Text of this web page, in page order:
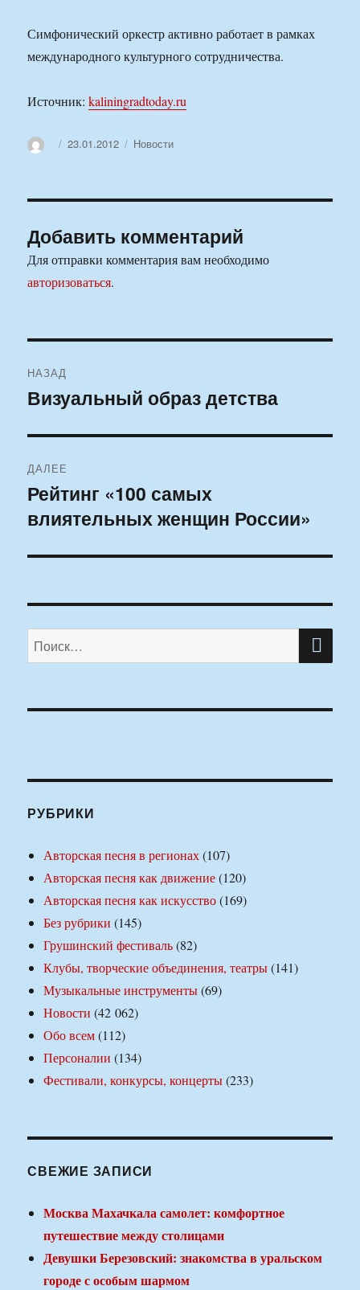
Симфонический оркестр активно работает в рамках
международного культурного сотрудничества.
Источник:kaliningradtoday.ru
АвторОпубликовано
23.01.2012 Рубрики
Новости
Добавить комментарий
Для отправки комментария вам необходимо
авторизоваться.
по
НАЗАД
Предыдущая
Визуальный образ детства
ДАЛЕЕ
Следующая
запись:
Рейтинг «100 самых
влиятельных женщин России»
Искать:
РУБРИКИ
Авторская песня в регионах(107)
Авторская песня как движение(120)
Авторская песня как искусство(169)
Без рубрики (145)
Грушинский фестиваль(82)
Клубы, творческие объединения, театры(141)
Музыкальные инструменты(69)
Новости (42 062)
Обо всем(112)
Персоналии (134)
Фестивали, конкурсы, концерты(233)
СВЕЖИЕ ЗАПИСИ
Москва Махачкала самолет: комфортное
путешествие между столицами
Девушки Березовский: знакомства в уральском
городе с особым шармом